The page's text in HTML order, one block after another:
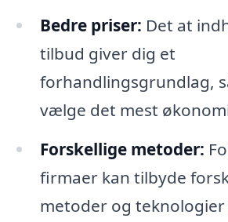
Bedre priser: Det at
tilbud giver dig et
forhandlingsgrundlag,
vælge det mest
Forskellige metoder:
firmaer kan tilbyde
metoder og